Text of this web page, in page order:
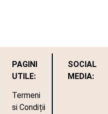
PAGINI
UTILE:
Termeni
si Condiții
SOCIAL
MEDIA: